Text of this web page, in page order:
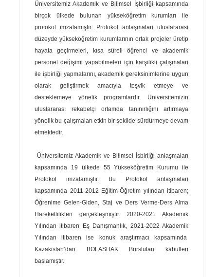
Üniversitemiz Akademik ve Bilimsel İşbirliği kapsamında
birçok ülkede bulunan yükseköğretim kurumları ile
protokol imzalamıştır. Protokol anlaşmaları uluslararası
düzeyde yükseköğretim kurumlarının ortak projeler üretip
hayata geçirmeleri, kısa süreli öğrenci ve akademik
personel değişimi yapabilmeleri için karşılıklı çalışmaları
ile işbirliği yapmalarını, akademik gereksinimlerine uygun
olarak geliştirmek amacıyla teşvik etmeye ve
desteklemeye yönelik programlardır. Üniversitemizin
uluslararası rekabetçi ortamda tanınırlığını artırmaya
yönelik bu çalışmaları etkin bir şekilde sürdürmeye devam
etmektedir.
Üniversitemiz Akademik ve Bilimsel İşbirliği anlaşmaları
kapsamında 19 ülkede 55 Yükseköğretim Kurumu ile
Protokol imzalamıştır. Bu Protokol anlaşmaları
kapsamında 2011-2012 Eğitim-Öğretim yılından itibaren;
Öğrenime Gelen-Giden, Staj ve Ders Verme-Ders Alma
Hareketlilikleri gerçekleşmiştir. 2020-2021 Akademik
Yılından itibaren Eş Danışmanlık, 2021-2022 Akademik
Yılından itibaren ise konuk araştırmacı kapsamında
Kazakistan’dan BOLASHAK Bursluları kabulleri
başlamıştır.